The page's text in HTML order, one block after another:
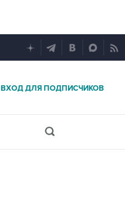
ВХОД ДЛЯ ПОДПИСЧИКОВ